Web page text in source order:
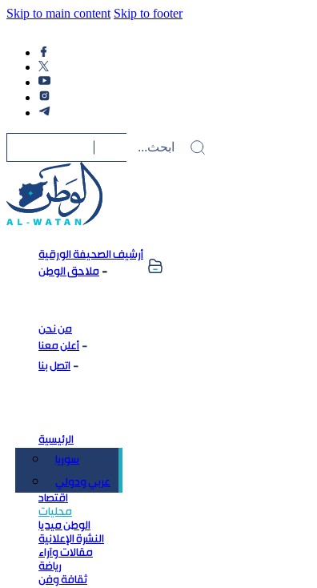
Skip to main content Skip to footer
أرشيف الصحيفة الورقية
ملاحق الوطن
من نحن
أعلن معنا
اتصل بنا
الرئيسية
سوريا
عربي ودولي
اقتصاد
محليات
الوطن ميديا
النشرة الإعلانية
مقالات وآراء
رياضة
ثقافة وفن